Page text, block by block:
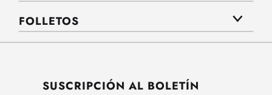
FOLLETOS
SUSCRIPCIÓN AL BOLETÍN